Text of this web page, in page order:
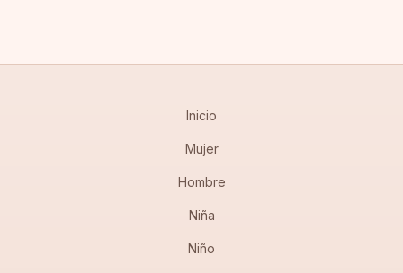
Inicio
Mujer
Hombre
Niña
Niño